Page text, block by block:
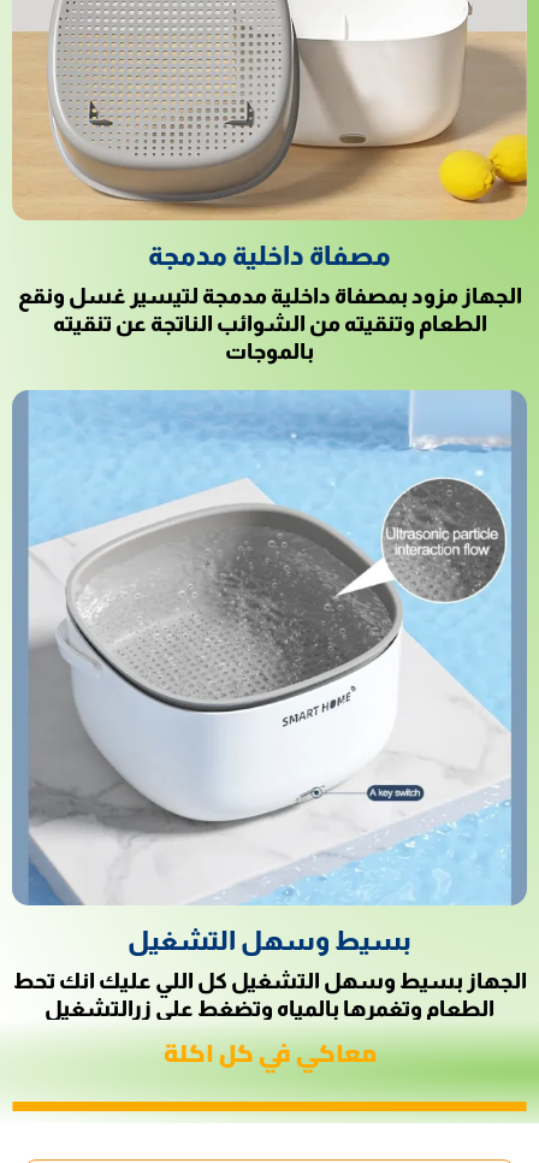
مصفاة داخلية مدمجة
الجهاز مزود بمصفاة داخلية مدمجة لتيسير غسل ونقع
الطعام وتنقيته من الشوائب الناتجة عن تنقيته
بالموجات
بسيط وسهل التشغيل
الجهاز بسيط وسهل التشغيل كل اللي عليك انك تحط
الطعام وتغمرها بالمياه وتضغط على زرالتشغيل
معاكي في كل اكلة